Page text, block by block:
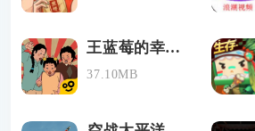
王蓝莓的幸福生活
37.10MB